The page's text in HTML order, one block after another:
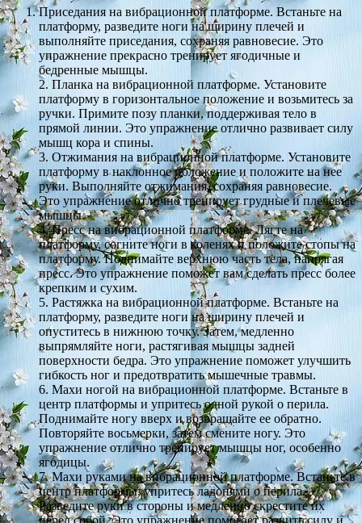
Приседания на вибрационной платформе. Встаньте на
платформу, разведите ноги на ширину плечей и
выполняйте приседания, сохраняя равновесие. Это
упражнение прекрасно тренирует ягодичные и
бедренные мышцы.
2. Планка на вибрационной платформе. Установите
платформу в горизонтальное положение и возьмитесь за
ручки. Примите позу планки, поддерживая тело в
прямой линии. Это упражнение отлично развивает силу
мышц кора и спины.
3. Отжимания на вибрационной платформе. Установите
платформу в наклонное положение и положите на нее
руки. Выполняйте отжимания, сохраняя равновесие.
Это упражнение отлично тренирует грудные и плечевые
мышцы.
4. Пресс на вибрационной платформе. Лягте на
платформу, согните ноги в коленях и положите стопы на
платформу. Поднимайте верхнюю часть тела, напрягая
пресс. Это упражнение поможет вам сделать пресс более
крепким и сухим.
5. Растяжка на вибрационной платформе. Встаньте на
платформу, разведите ноги на ширину плечей и
опуститесь в нижнюю точку. Затем, медленно
выпрямляйте ноги, растягивая мышцы задней
поверхности бедра. Это упражнение поможет улучшить
гибкость ног и предотвратить мышечные травмы.
6. Махи ногой на вибрационной платформе. Встаньте в
центр платформы и упритесь одной рукой о перила.
Поднимайте ногу вверх и возвращайте ее обратно.
Повторяйте восьмерки, затем смените ногу. Это
упражнение отлично тренирует мышцы ног, особенно
ягодицы.
7. Махи руками на вибрационной платформе. Встаньте в
центр платформы, упритесь ладонями о перила.
Разведите руки в стороны и медленно скрестите их
перед собой. Это упражнение помогает развить силу и